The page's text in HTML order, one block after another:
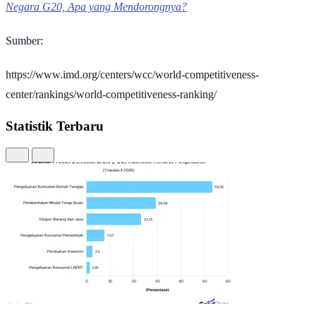
Negara G20, Apa yang Mendorongnya?
Sumber:
https://www.imd.org/centers/wcc/world-competitiveness-
center/rankings/world-competitiveness-ranking/
Statistik Terbaru